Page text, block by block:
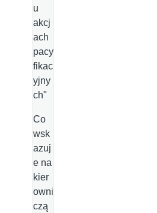
u
akcj
ach
pacy
fikac
yjny
ch"
Co
wsk
azuj
e na
kier
owni
czą